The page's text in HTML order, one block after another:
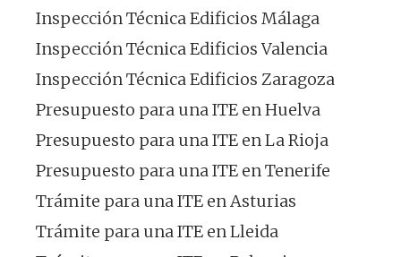
Inspección Técnica Edificios Málaga
Inspección Técnica Edificios Valencia
Inspección Técnica Edificios Zaragoza
Presupuesto para una ITE en Huelva
Presupuesto para una ITE en La Rioja
Presupuesto para una ITE en Tenerife
Trámite para una ITE en Asturias
Trámite para una ITE en Lleida